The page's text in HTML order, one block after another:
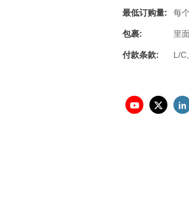
最低订购量: 每
包裹: 里
付款条款: L/